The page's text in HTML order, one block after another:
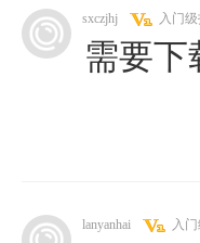
sxczjhj 入门
需要下
lanyanhai 入